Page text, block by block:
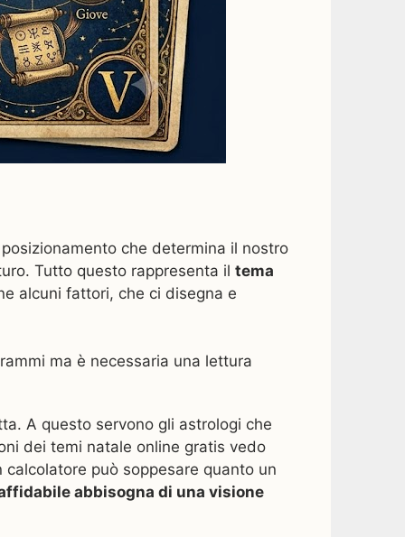
che determina il nostro
Tutto questo rappresenta il tema
alcuni fattori, che ci disegna e
ma è necessaria una lettura
A questo servono gli astrologi che
dei temi natale online gratis vedo
può soppesare quanto un
abbisogna di una visione